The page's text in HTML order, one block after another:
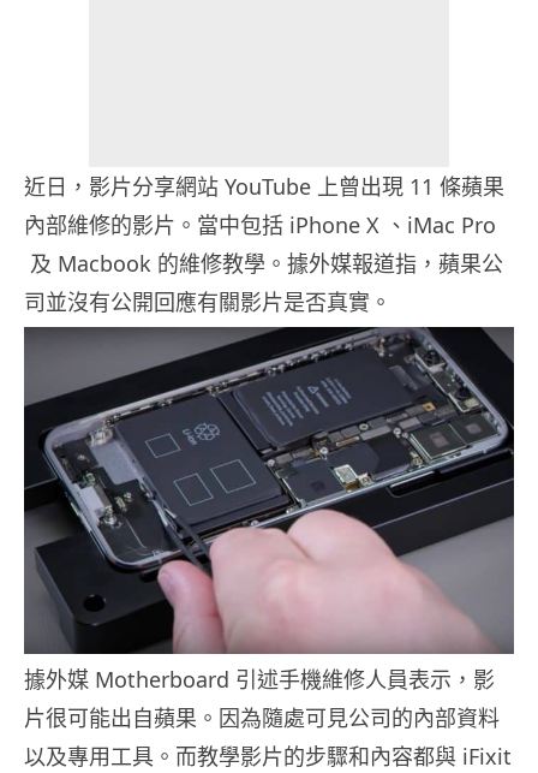
近日，影片分享網站 YouTube 上曾出現 11 條蘋果
內部維修的影片。當中包括 iPhone X 、iMac Pro
及 Macbook 的維修教學。據外媒報道指，蘋果公
司並沒有公開回應有關影片是否真實。
據外媒 Motherboard 引述手機維修人員表示，影
片很可能出自蘋果。因為隨處可見公司的內部資料
以及專用工具。而教學影片的步驟和內容都與 iFixit